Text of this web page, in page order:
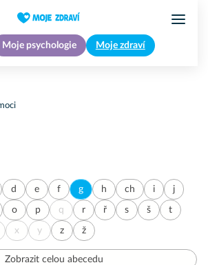
Moje psychologie Moje zdraví
d e f g h ch i j
o p q r ř s š t
x y z ž
Zobrazit celou abecedu